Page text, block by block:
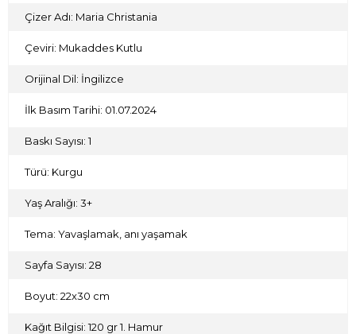
Çizer Adı: Maria Christania
Çeviri: Mukaddes Kutlu
Orijinal Dil: İngilizce
İlk Basım Tarihi: 01.07.2024
Baskı Sayısı: 1
Türü: Kurgu
Yaş Aralığı: 3+
Tema: Yavaşlamak, anı yaşamak
Sayfa Sayısı: 28
Boyut: 22x30 cm
Kağıt Bilgisi: 120 gr 1. Hamur